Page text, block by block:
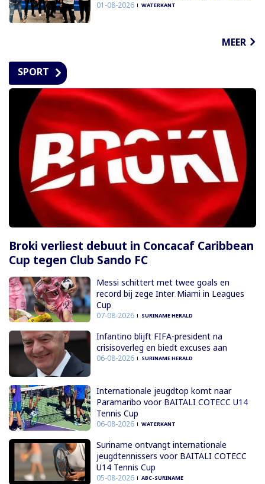
01-08-2026 WATERKANT
MEER
SPORT
Broki verliest debuut in Concacaf Caribbean
Cup tegen Club Sando FC
Messi schittert met twee goals en
record bij zege Inter Miami in Leagues
Cup
07-08-2026 SURINAME HERALD
Infantino blijft FIFA-president na
crisisoverleg en biedt excuses aan
06-08-2026 SURINAME HERALD
Internationale jeugdtop komt naar
Paramaribo voor BAITALI COTECC U14
Tennis Cup
06-08-2026 WATERKANT
Suriname ontvangt internationale
jeugdtennissers voor BAITALI COTECC
U14 Tennis Cup
05-08-2026 ABC-SURINAME